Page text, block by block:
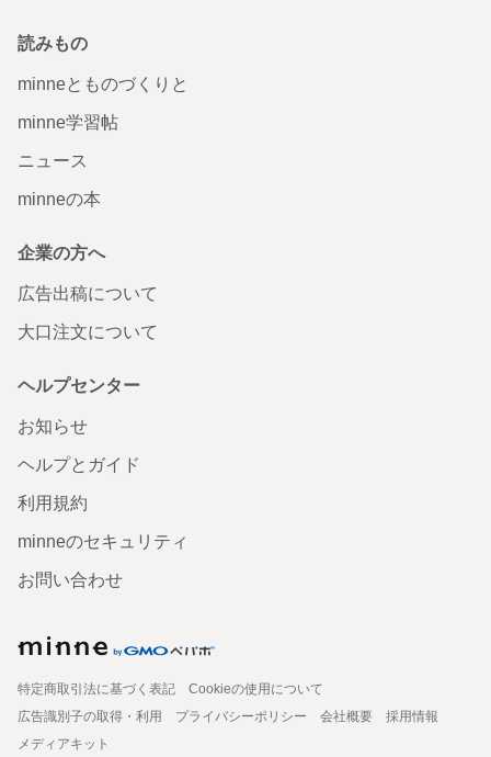
読みもの
minneとものづくりと
minne学習帖
ニュース
minneの本
企業の方へ
広告出稿について
大口注文について
ヘルプセンター
お知らせ
ヘルプとガイド
利用規約
minneのセキュリティ
お問い合わせ
特定商取引法に基づく表記
Cookieの使用について
広告識別子の取得・利用
プライバシーポリシー 会社概要
採用情報
メディアキット